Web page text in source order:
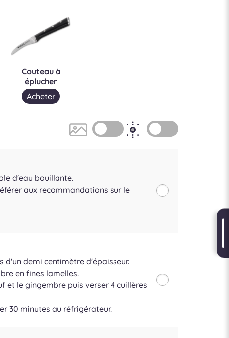
Couteau à
éplucher
Acheter
d'eau bouillante.
aux recommandations sur le
d'un demi centimètre d'épaisseur.
en fines lamelles.
et le gingembre puis verser 4 cuillères
30 minutes au réfrigérateur.